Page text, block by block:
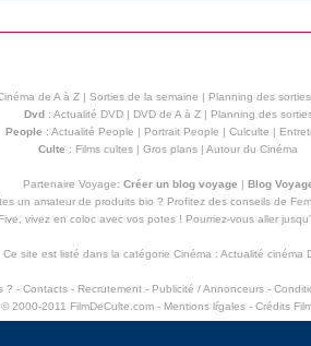
de A à Z| Sorties de la semaine | Planning des sorties
Dvd: Actualité DVD| DVD de A à Z| Planning des
People : Actualité People | Portrait People | Culculte |
Culte : Films cultes | Gros plans | Autour du Cinéma
Partenaire Voyage: Créer un blog voyage | Blog
un amateur de produits bio ? Profitez des conseils de
vivez en coloc avec vos potes ! Pourriez-vous aller
Ce site est listé dans la catégorie Cinéma : Actualité cinéma
? - Contacts - Recrutement - Publicité / Annonceurs -
2000-2011 FilmDeCulte.com - Mentions lŕgales- Crédits